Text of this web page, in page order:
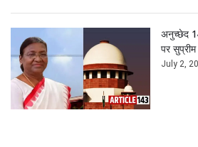
अनुच्छेद
पर सुप्रीम
July 2,